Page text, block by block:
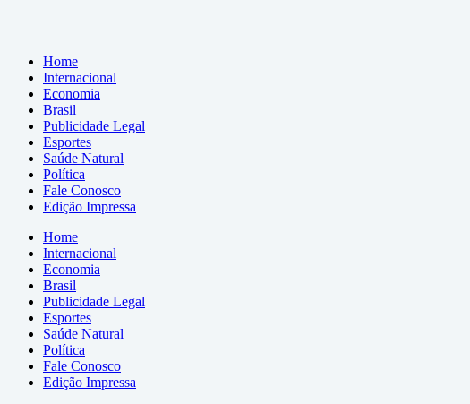
Home
Internacional
Economia
Brasil
Publicidade Legal
Esportes
Saúde Natural
Política
Fale Conosco
Edição Impressa
Home
Internacional
Economia
Brasil
Publicidade Legal
Esportes
Saúde Natural
Política
Fale Conosco
Edição Impressa